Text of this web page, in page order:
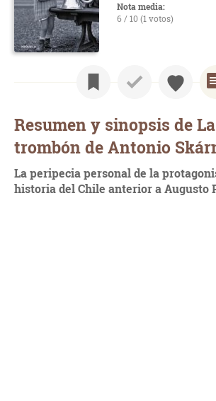
Nota media:
6 / 10 (1 votos)
Resumen y sinopsis de
trombón de Antonio
La peripecia personal de la
historia del Chile anterior a Augusto